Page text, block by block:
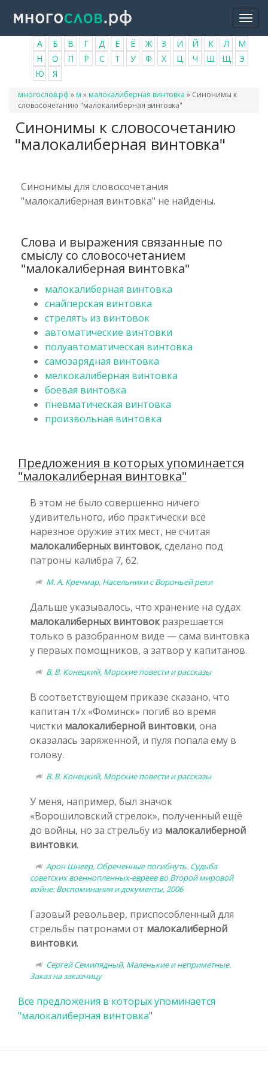
основному
содержанию
А Б В Г Д Е Ё Ж З И Й К Л
М
Н
О П Р С Т У Ф Х Ц Ч Ш Щ
Э
Ю
Я
Вы
здесь
многослов.рф » м » малокалиберная винтовка » Синонимы к
словосочетанию "малокалиберная винтовка"
Синонимы к словосочетанию
"малокалиберная винтовка"
Синонимы для словосочетания
"малокалиберная винтовка" не найдены.
Слова и выражения связанные по
смыслу со словосочетанием
"малокалиберная винтовка"
малокалиберная винтовка
снайперская винтовка
стрелять из винтовок
автоматические винтовки
полуавтоматическая винтовка
самозарядная винтовка
мелкокалиберная винтовка
боевая винтовка
пневматическая винтовка
произвольная винтовка
Предложения в которых упоминается
"малокалиберная винтовка"
В этом не было совершенно ничего
удивительного, ибо практически всё
нарезное оружие этих мест, не считая
малокалиберных винтовок, сделано под
патроны калибра 7, 62.
М. А. Кречмар, Насельники с Вороньей реки
Дальше указывалось, что хранение на судах
малокалиберных винтовокразрешается
только в разобранном виде — сама винтовка
у первых помощников, а затвор у капитанов.
В. В. Конецкий, Морские повести и рассказы
В соответствующем приказе сказано, что
капитан т/х «Фоминск» погиб во время
чистки малокалиберной винтовки, она
оказалась заряженной, и пуля попала ему в
голову.
В. В. Конецкий, Морские повести и рассказы
У меня, например, был значок
«Ворошиловский стрелок», полученный ещё
до войны, но за стрельбу из малокалиберной
винтовки.
Арон Шнеер, Обреченные погибнуть. Судьба
советских военнопленных-евреев во Второй мировой
войне: Воспоминания и документы, 2006
Газовый револьвер, приспособленный для
стрельбы патронами от малокалиберной
винтовки.
Сергей Семипядный, Маленькие и неприметные.
Заказ на заказчицу
Все предложения в которых упоминается
"малокалиберная винтовка"